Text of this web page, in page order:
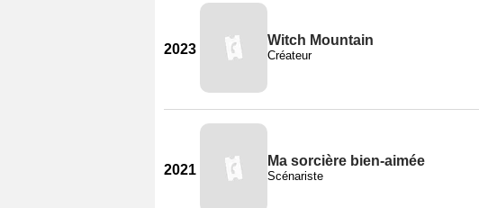
2023
Witch Mountain
Créateur
2021
Ma sorcière bien-aimée
Scénariste